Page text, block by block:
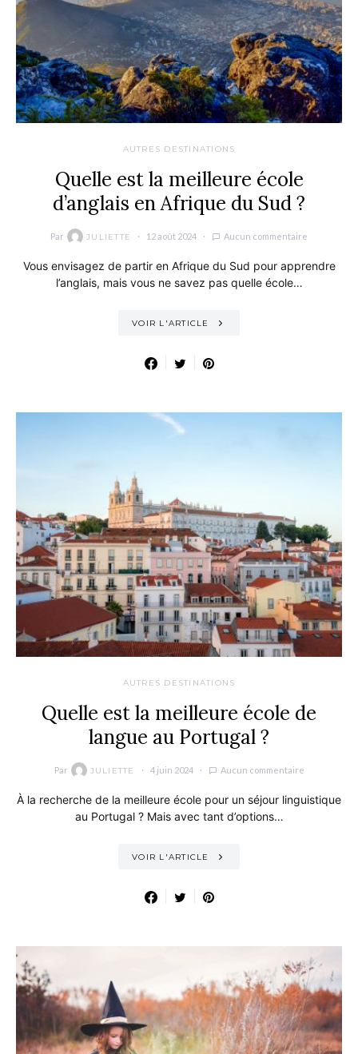
AUTRES DESTINATIONS
Quelle est la meilleure école
d’anglais en Afrique du Sud ?
Par JULIETTE 12 août 2024 Aucun commentaire
Vous envisagez de partir en Afrique du Sud pour apprendre
l’anglais, mais vous ne savez pas quelle école…
VOIR L'ARTICLE
AUTRES DESTINATIONS
Quelle est la meilleure école de
langue au Portugal ?
Par JULIETTE 4 juin 2024 Aucun commentaire
À la recherche de la meilleure école pour un séjour linguistique
au Portugal ? Mais avec tant d’options…
VOIR L'ARTICLE